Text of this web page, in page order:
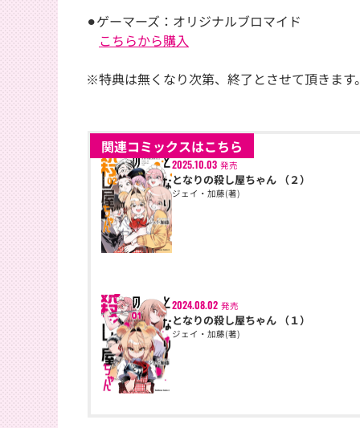
⚫︎ゲーマーズ：オリジナルブロマイド
こちらから購入
※特典は無くなり次第、終了とさせて頂きます
関連コミックスはこちら
2025.10.03 発売
となりの殺し屋ちゃん （２）
ジェイ・加藤(著)
2024.08.02 発売
となりの殺し屋ちゃん （１）
ジェイ・加藤(著)